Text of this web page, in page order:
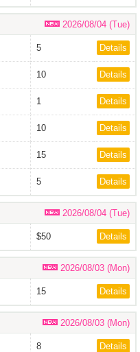
2026/08/04 (Tue)
5 Details
10 Details
1 Details
10 Details
15 Details
5 Details
2026/08/04 (Tue)
$50 Details
2026/08/03 (Mon)
15 Details
2026/08/03 (Mon)
8 Details